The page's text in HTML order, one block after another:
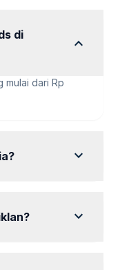
di
expand_more
mulai dari Rp
expand_more
expand_more